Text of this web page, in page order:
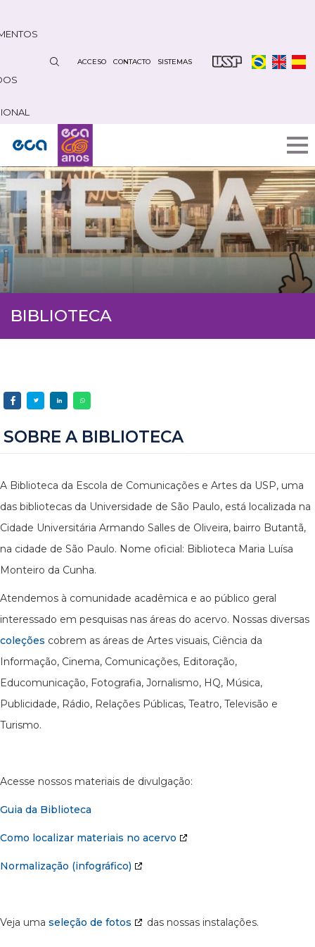
contenido
ACCESO CONTACTO SISTEMAS
BIBLIOTECA
SOBRE A BIBLIOTECA
A Biblioteca da Escola de Comunicações e Artes da USP, uma
das bibliotecas da Universidade de São Paulo, está localizada na
Cidade Universitária Armando Salles de Oliveira, bairro Butantã,
na cidade de São Paulo. Nome oficial: Biblioteca Maria Luísa
Monteiro da Cunha.
Atendemos à comunidade acadêmica e ao público geral
interessado em pesquisas nas áreas do acervo. Nossas diversas
coleções cobrem as áreas de Artes visuais, Ciência da
Informação, Cinema, Comunicações, Editoração,
Educomunicação, Fotografia, Jornalismo, HQ, Música,
Publicidade, Rádio, Relações Públicas, Teatro, Televisão e
Turismo.
Acesse nossos materiais de divulgação:
Guia da Biblioteca
Como localizar materiais no acervo
Normalização (infográfico)
Veja uma seleção de fotos das nossas instalações.